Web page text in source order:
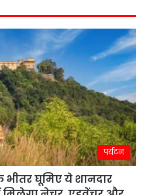
पर्यटन
घूमिए ये शानदार